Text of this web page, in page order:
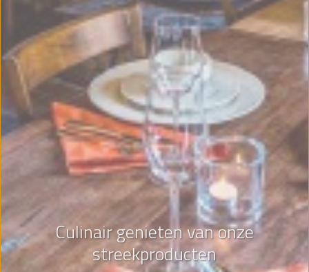
Culinair genieten van onze
streekproducten